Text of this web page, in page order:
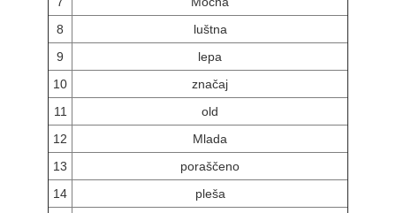
8
luštna
9
lepa
10
značaj
11
old
12
Mlada
13
poraščeno
14
pleša